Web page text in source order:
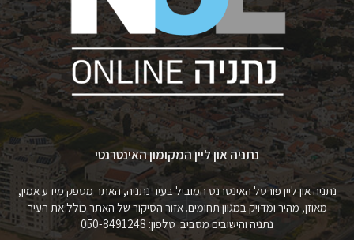
נתניה און ליין המקומון האינטרנטי
נתניה און ליין פורטל האינטרנט המוביל בעיר נתניה, האתר מספק מידע אמין,
מאוזן, מהיר ומדויק במגוון תחומים. אזור הסיקור של האתר כולל את העיר
נתניה והישובים מסביב. טלפון: 050-8491248